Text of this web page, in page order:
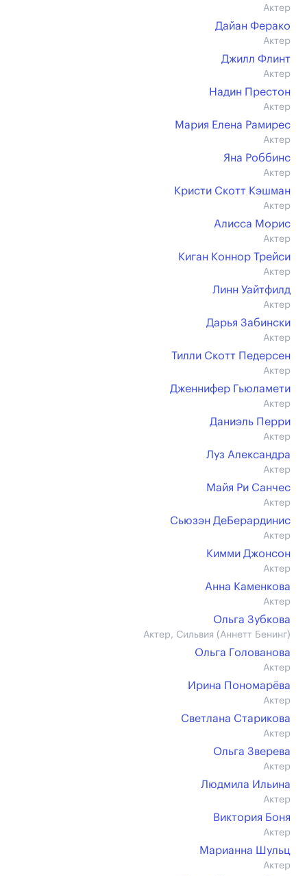
Актер
Дайан Ферако
Актер
Джилл Флинт
Актер
Надин Престон
Актер
Мария Елена Рамирес
Актер
Яна Роббинс
Актер
Кристи Скотт Кэшман
Актер
Алисса Морис
Актер
Киган Коннор Трейси
Актер
Линн Уайтфилд
Актер
Дарья Забински
Актер
Тилли Скотт Педерсен
Актер
Дженнифер Гьюламети
Актер
Даниэль Перри
Актер
Луз Александра
Актер
Майя Ри Санчес
Актер
Сьюзэн ДеБерардинис
Актер
Кимми Джонсон
Актер
Анна Каменкова
Актер
Ольга Зубкова
Актер, Сильвия (Аннетт Бенинг)
Ольга Голованова
Актер
Ирина Пономарёва
Актер
Светлана Старикова
Актер
Ольга Зверева
Актер
Людмила Ильина
Актер
Виктория Боня
Актер
Марианна Шульц
Актер